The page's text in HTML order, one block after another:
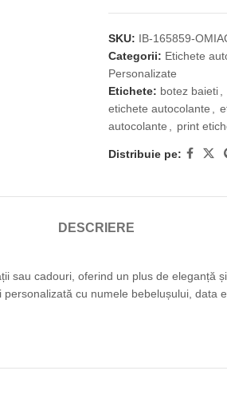
SKU: IB-165859-
Categorii: Etichete
Personalizate
Etichete: botez baieti
etichete autocolante
autocolante
print
Distribuie pe:
DESCRIERE
sau cadouri, oferind un plus de
cu numele bebelușului, data